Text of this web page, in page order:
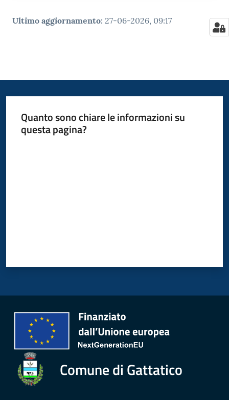
Ultimo aggiornamento: 27-06-2026, 09:17
Quanto sono chiare le informazioni su
questa pagina?
Comune di Gattatico